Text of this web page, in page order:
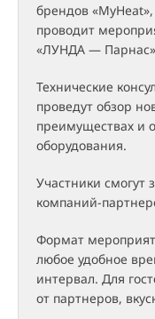
брендов
проводит
«ЛУНДА — Парнас»
Технические
проведут обзор
преимуществах и
оборудования.
Участники смогут
компаний-
Формат
любое удобное
интервал. Для
от партнеров,